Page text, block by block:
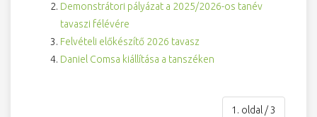
Demonstrátori pályázat a 2025/2026-os tanév
tavaszi félévére
Felvételi előkészítő 2026 tavasz
Daniel Comsa kiállítása a tanszéken
1. oldal / 3